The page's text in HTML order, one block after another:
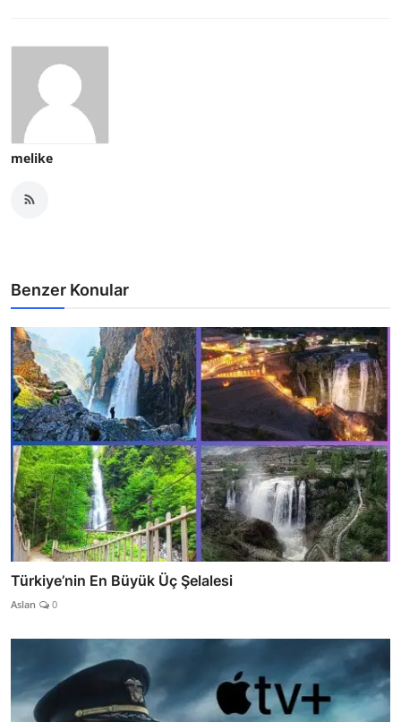
melike
Benzer Konular
Türkiye’nin En Büyük Üç Şelalesi
Aslan 0